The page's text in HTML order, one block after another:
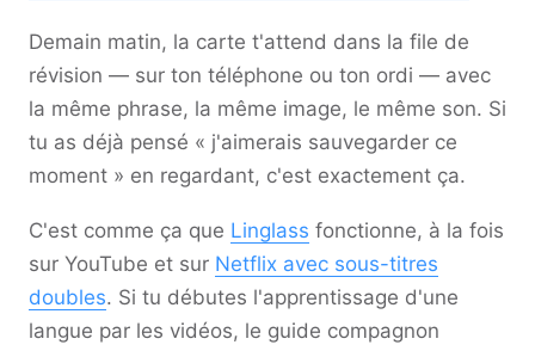
Demain matin, la carte t'attend dans la file de
révision — sur ton téléphone ou ton ordi — avec
la même phrase, la même image, le même son. Si
tu as déjà pensé « j'aimerais sauvegarder ce
moment » en regardant, c'est exactement ça.
C'est comme ça que Linglass fonctionne, à la fois
sur YouTube et sur Netflix avec sous-titres
doubles. Si tu débutes l'apprentissage d'une
langue par les vidéos, le guide compagnon